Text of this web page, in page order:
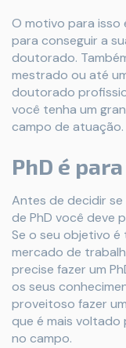
O motivo para isso
para conseguir a
doutorado.
mestrado ou até
doutorado
você tenha um
campo de atuação.
PhD é
Antes de decidir
de PhD você deve
Se o seu objetivo
mercado de
precise fazer um
os seus
proveitoso fazer
que é mais
no campo.